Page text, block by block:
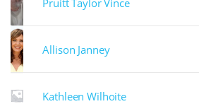
Allison Janney
Kathleen Wilhoite